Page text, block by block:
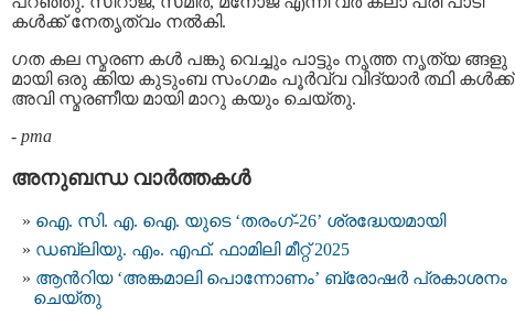
കൾക്ക് നേതൃത്വം നൽകി.
ഗത കല സ്മരണ കൾ പങ്കു വെച്ചും പാട്ടും നൃത്ത നൃത്യ ങ്ങളു
മായി ഒരു ക്കിയ കുടുംബ സംഗമം പൂർവ്വ വിദ്യാർ ത്ഥി കൾക്ക്
അവി സ്മരണീയ മായി മാറു കയും ചെയ്തു.
- pma
അനുബന്ധ വാര്‍ത്തകള്‍
ഐ. സി. എ. ഐ. യുടെ ‘തരംഗ്-26’ ശ്രദ്ധേയമായി
ഡബ്ലിയു. എം. എഫ്. ഫാമിലി മീറ്റ് 2025
ആൻറിയ ‘അങ്കമാലി പൊന്നോണം’ ബ്രോഷർ പ്രകാശനം
ചെയ്തു